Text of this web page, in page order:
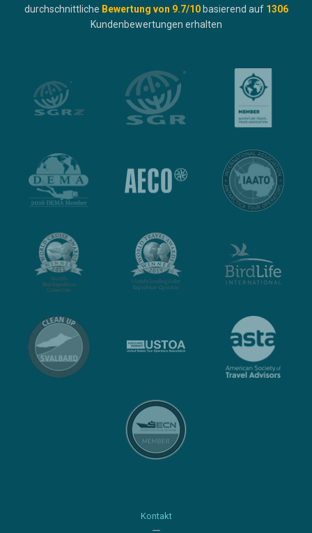
durchschnittliche Bewertung von 9.7/10 basierend auf 1306
Kundenbewertungen erhalten
Kontakt